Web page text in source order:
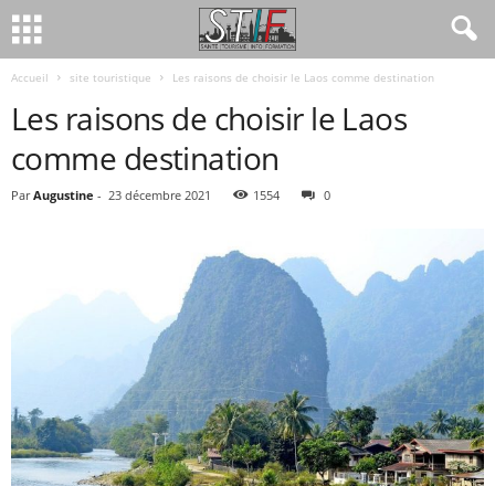
Accueil site touristique Les raisons de choisir le Laos comme destination
Les raisons de choisir le Laos
comme destination
Par Augustine - 23 décembre 2021 1554 0